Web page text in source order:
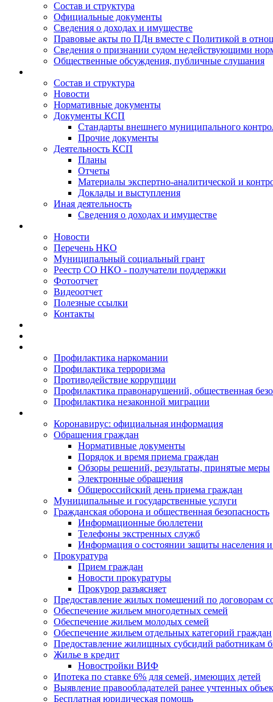
Состав и структура
Официальные документы
Сведения о доходах и имуществе
Правовые акты по ПДн вместе с Политикой в
Сведения о признании судом недействующими
Общественные обсуждения, публичные слушания
Состав и структура
Новости
Нормативные документы
Документы КСП
Стандарты внешнего муниципального
Прочие документы
Деятельность КСП
Планы
Отчеты
Материалы экспертно-аналитической и
Доклады и выступления
Иная деятельность
Сведения о доходах и имуществе
Новости
Перечень НКО
Муниципальный социальный грант
Реестр СО НКО - получатели поддержки
Фотоотчет
Видеоотчет
Полезные ссылки
Контакты
Профилактика наркомании
Профилактика терроризма
Противодействие коррупции
Профилактика правонарушений, общественная
Профилактика незаконной миграции
Коронавирус: официальная информация
Обращения граждан
Нормативные документы
Порядок и время приема граждан
Обзоры решений, результаты, принятые меры
Электронные обращения
Общероссийский день приема граждан
Муниципальные и государственные услуги
Гражданская оборона и общественная безопасность
Информационные бюллетени
Телефоны экстренных служб
Информация о состоянии защиты населения
Прокуратура
Прием граждан
Новости прокуратуры
Прокурор разъясняет
Предоставление жилых помещений по договорам
Обеспечение жильем многодетных семей
Обеспечение жильем молодых семей
Обеспечение жильем отдельных категорий граждан
Предоставление жилищных субсидий работникам
Жилье в кредит
Новостройки ВИФ
Ипотека по ставке 6% для семей, имеющих детей
Выявление правообладателей ранее учтенных
Бесплатная юридическая помощь